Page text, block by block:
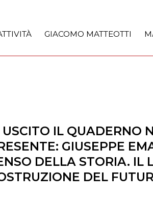
GIACOMO MATTEOTTI
USCITO IL QUADERNO
GIUSEPPE
DELLA STORIA. IL
DEL